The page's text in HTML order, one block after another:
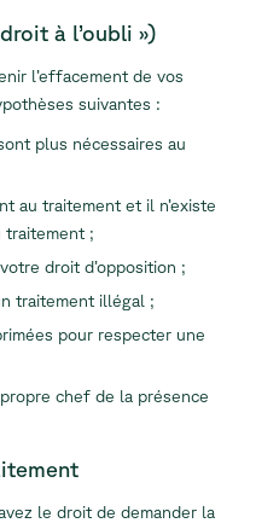
à l’oubli »)
l’effacement de vos
suivantes :
plus nécessaires au
au traitement et il n’existe
traitement ;
droit d’opposition ;
traitement illégal ;
pour respecter une
chef de la présence
le droit de demander la